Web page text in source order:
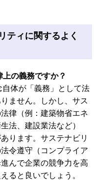
ティに関するよく
の義務ですか？
体が「義務」として法
ません。しかし、サス
律（例：建築物省エネ
法、建設業法など）
ります。サステナビリ
令遵守（コンプライア
んで企業の競争力を高
ると良いでしょう。